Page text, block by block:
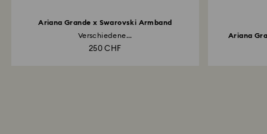
Ariana Grande x Swarovski Armband
Verschiedene...
250 CHF
Ariana